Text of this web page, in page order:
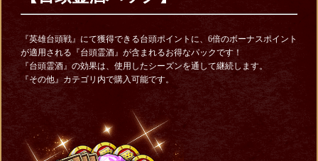
『英雄台頭戦』にて獲得できる台頭ポイントに、6倍のボーナスポイント
が適用される『台頭霊酒』が含まれるお得なパックです！
『台頭霊酒』の効果は、使用したシーズンを通して継続します。
『その他』カテゴリ内で購入可能です。